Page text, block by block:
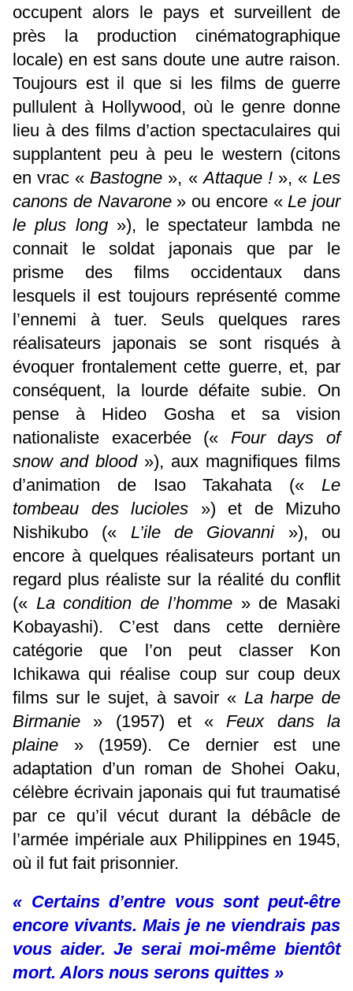
occupent alors le pays et surveillent de
près la production cinématographique
locale) en est sans doute une autre raison.
Toujours est il que si les films de guerre
pullulent à Hollywood, où le genre donne
lieu à des films d’action spectaculaires qui
supplantent peu à peu le western (citons
en vrac «Bastogne », «Attaque !», «Les
canons de Navarone» ou encore «Le jour
le plus long»), le spectateur lambda ne
connait le soldat japonais que par le
prisme des films occidentaux dans
lesquels il est toujours représenté comme
l’ennemi à tuer. Seuls quelques rares
réalisateurs japonais se sont risqués à
évoquer frontalement cette guerre, et, par
conséquent, la lourde défaite subie. On
pense à Hideo Gosha et sa vision
nationaliste exacerbée (« Four days of
snow and blood»), aux magnifiques films
d’animation de Isao Takahata (« Le
tombeau des lucioles ») et de Mizuho
Nishikubo (« L’ile de Giovanni»), ou
encore à quelques réalisateurs portant un
regard plus réaliste sur la réalité du conflit
(« La condition de l’homme» de Masaki
Kobayashi). C’est dans cette dernière
catégorie que l’on peut classer Kon
Ichikawa qui réalise coup sur coup deux
films sur le sujet, à savoir « La harpe de
Birmanie » (1957) et «Feux dans la
plaine » (1959). Ce dernier est une
adaptation d’un roman de Shohei Oaku,
célèbre écrivain japonais qui fut traumatisé
par ce qu’il vécut durant la débâcle de
l’armée impériale aux Philippines en 1945,
où il fut fait prisonnier.
« Certains d’entre vous sont peut-être
encore vivants. Mais je ne viendrais pas
vous aider. Je serai moi-même bientôt
mort. Alors nous serons quittes »